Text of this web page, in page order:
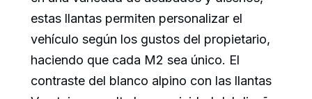
estas llantas permiten personalizar el
vehículo según los gustos del propietario,
haciendo que cada M2 sea único. El
contraste del blanco alpino con las llantas